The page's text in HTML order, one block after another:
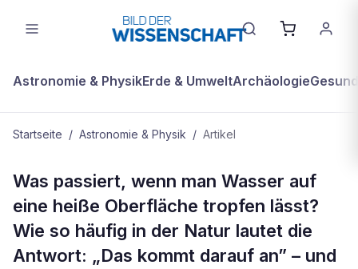
Astronomie & PhysikErde & UmweltArchäologie
Startseite / Astronomie & Physik / Artikel
Video der Woche: Tröpfchen-
Rennbahn
Was passiert, wenn man Wasser auf
eine heiße Oberfläche tropfen lässt?
Wie so häufig in der Natur lautet die
Antwort: „Das kommt darauf an” – und